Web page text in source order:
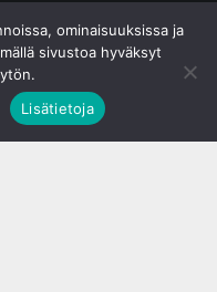
ominaisuuksissa ja
sivustoa hyväksyt
Lisätietoja